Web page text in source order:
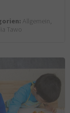
Allgemein,
Tawo